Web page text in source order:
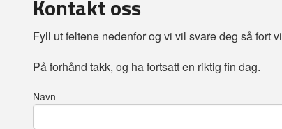
Kontakt oss
Fyll ut feltene nedenfor og vi vil svare deg så fort
På forhånd takk, og ha fortsatt en riktig fin dag.
Navn